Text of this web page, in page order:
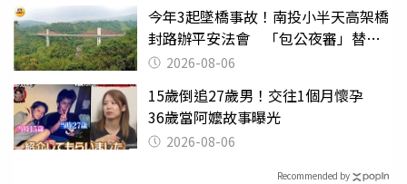
今年3起墜橋事故！南投小半天高架橋
封路辦平安法會 「包公夜審」替亡
魂伸冤
2026-08-06
15歲倒追27歲男！交往1個月懷孕
36歲當阿嬤故事曝光
2026-08-06
Recommended by